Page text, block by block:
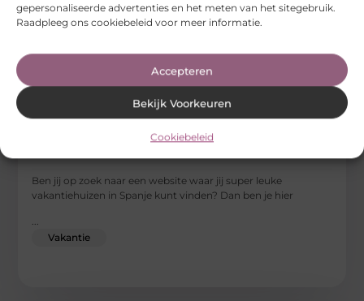
gepersonaliseerde advertenties en het meten van het sitegebruik.
Raadpleeg ons cookiebeleid voor meer informatie.
Accepteren
Bekijk Voorkeuren
Cookiebeleid
Ben jij op zoek naar een website waar jij super leuke
vakantiehuizen in Spanje kunt vinden? Dan ben je hier
...
Vakantie